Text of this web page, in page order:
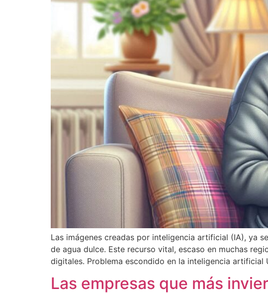
Las imágenes creadas por inteligencia artificial (IA), ya
de agua dulce. Este recurso vital, escaso en muchas
digitales. Problema escondido en la inteligencia
Las empresas que más